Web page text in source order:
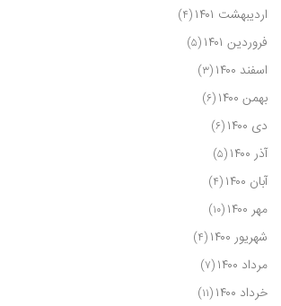
اردیبهشت ۱۴۰۱ (۴)
فروردین ۱۴۰۱ (۵)
اسفند ۱۴۰۰ (۳)
بهمن ۱۴۰۰ (۶)
دی ۱۴۰۰ (۶)
آذر ۱۴۰۰ (۵)
آبان ۱۴۰۰ (۴)
مهر ۱۴۰۰ (۱۰)
شهریور ۱۴۰۰ (۴)
مرداد ۱۴۰۰ (۷)
خرداد ۱۴۰۰ (۱۱)